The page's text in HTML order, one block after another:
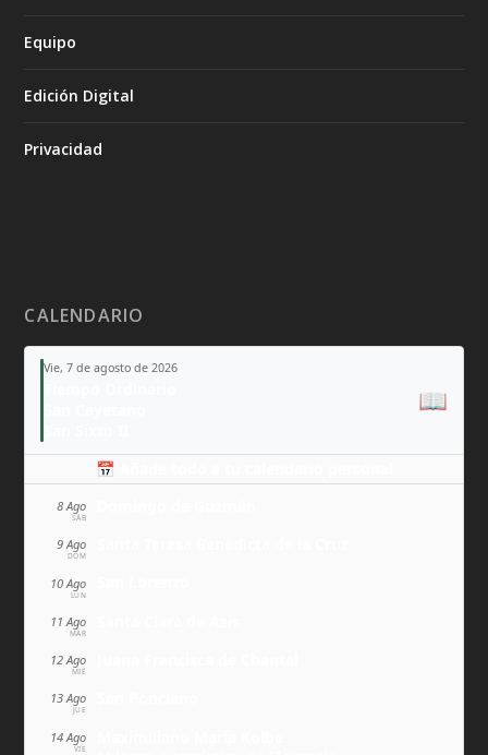
Equipo
Edición Digital
Privacidad
CALENDARIO
Vie, 7 de agosto de 2026
📖
📅 Añade todo a tu calendario personal
8 Ago
SÁB
9 Ago
DOM
10 Ago
LUN
11 Ago
MAR
12 Ago
MIÉ
13 Ago
JUE
14 Ago
VIE